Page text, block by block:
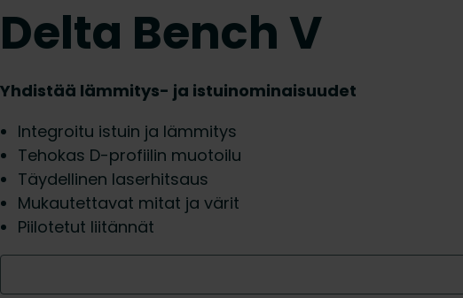
Delta Bench V
Yhdistää lämmitys- ja istuinominaisuudet
Integroitu istuin ja lämmitys
Tehokas D-profiilin muotoilu
Täydellinen laserhitsaus
Mukautettavat mitat ja värit
Piilotetut liitännät